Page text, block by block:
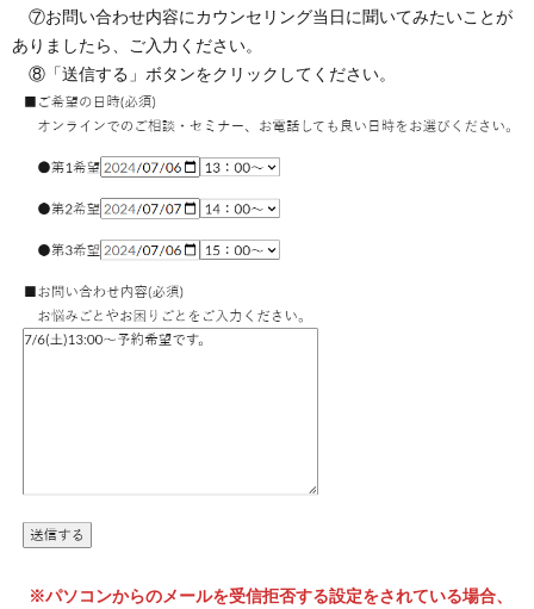
⑦お問い合わせ内容にカウンセリング当日に聞いてみたいことが
ありましたら、ご入力ください。
⑧「送信する」ボタンをクリックしてください。
※パソコンからのメールを受信拒否する設定をされている場合、